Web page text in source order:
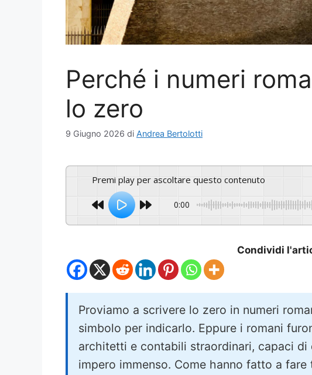
Perché i numeri
lo zero
9 Giugno 2026 di Andrea Bertolotti
Premi play per ascoltare questo contenuto
0:00
Condividi
Proviamo a scrivere lo zero in numeri
simbolo per indicarlo. Eppure i romani
architetti e contabili straordinari, capaci
impero immenso. Come hanno fatto a